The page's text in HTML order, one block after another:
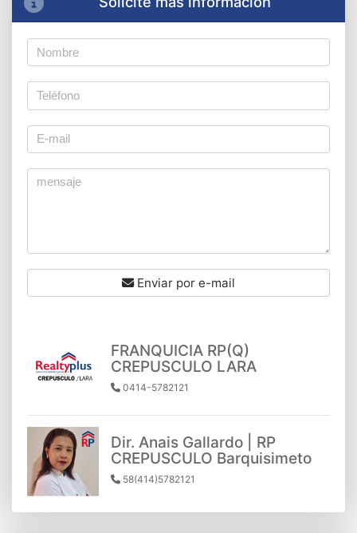
Enviar por e-mail
FRANQUICIA RP(Q)
CREPUSCULO LARA
0414-5782121
Dir. Anais Gallardo | RP
CREPUSCULO Barquisimeto
58(414)5782121